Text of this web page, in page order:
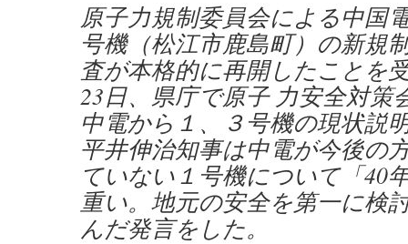
原子力規制委員会による中国
号機（松江市鹿島町）の新規
査が本格的に再開したことを
23日、県庁で原子 力安全対策
中電から１、３号機の現状説
平井伸治知事は中電が今後の
ていない１号機について「40
重い。地元の安全を第一に検
んだ発言をした。